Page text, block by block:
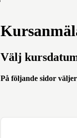
Välj
På följande sidor